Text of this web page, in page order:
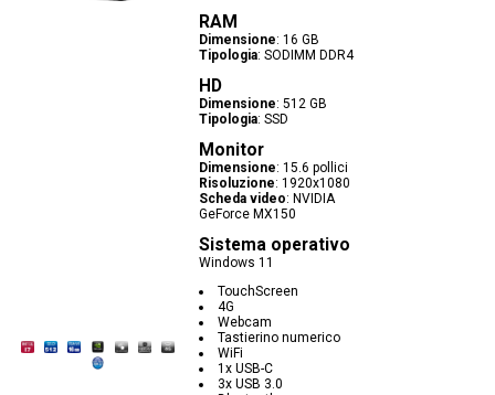
RAM
Dimensione:16 GB
Tipologia:SODIMM DDR4
HD
Dimensione:512 GB
Tipologia:SSD
Monitor
Dimensione:15.6 pollici
Risoluzione:1920x1080
Scheda video:NVIDIA
GeForce MX150
Sistema operativo
Windows 11
TouchScreen
4G
Webcam
Tastierino numerico
WiFi
1x USB-C
3x USB 3.0